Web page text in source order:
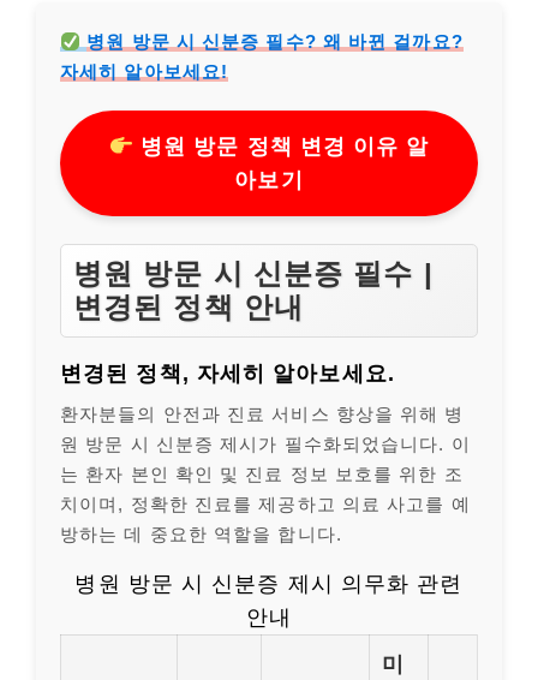
병원 방문 시 신분증 필수? 왜 바뀐 걸까요?
자세히 알아보세요!
병원 방문 정책 변경 이유 알
아보기
병원 방문 시 신분증 필수 |
변경된 정책 안내
변경된 정책, 자세히 알아보세요.
환자분들의 안전과 진료 서비스 향상을 위해 병
원 방문 시 신분증 제시가 필수화되었습니다. 이
는 환자 본인 확인 및 진료 정보 보호를 위한 조
치이며, 정확한 진료를 제공하고 의료 사고를 예
방하는 데 중요한 역할을 합니다.
병원 방문 시 신분증 제시 의무화 관련
안내
미